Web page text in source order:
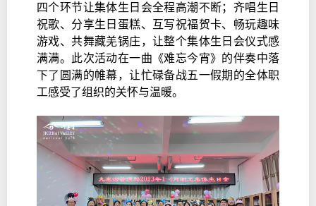
四个环节让集体生日会全程高潮不断；齐唱生日
祝歌、分享生日蛋糕、互写祝福贺卡、畅玩趣味
游戏、共舞藏羌锅庄，让整个集体生日会仪式感
满满。此次活动在一曲《难忘今宵》的伴奏中落
下了圆满的帷幕，让忙碌备战五一假期的全体职
工感受了组织的关怀与温暖。